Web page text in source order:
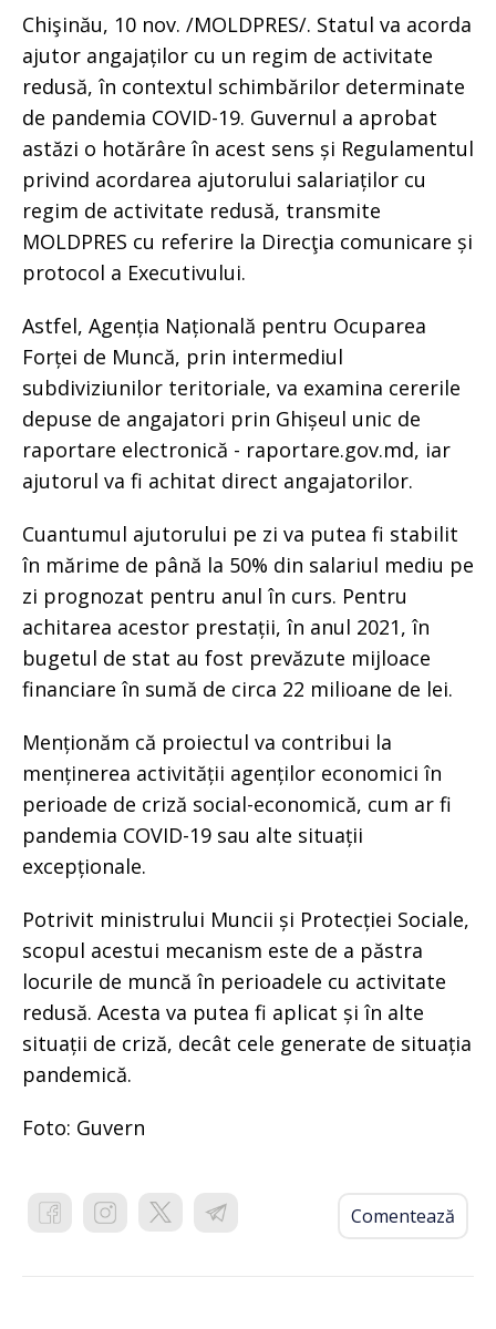
Chişinău, 10 nov. /MOLDPRES/. Statul va acorda
ajutor angajaților cu un regim de activitate
redusă, în contextul schimbărilor determinate
de pandemia COVID-19. Guvernul a aprobat
astăzi o hotărâre în acest sens și Regulamentul
privind acordarea ajutorului salariaților cu
regim de activitate redusă, transmite
MOLDPRES cu referire la Direcţia comunicare și
protocol a Executivului.
Astfel, Agenția Națională pentru Ocuparea
Forței de Muncă, prin intermediul
subdiviziunilor teritoriale, va examina cererile
depuse de angajatori prin Ghișeul unic de
raportare electronică - raportare.gov.md, iar
ajutorul va fi achitat direct angajatorilor.
Cuantumul ajutorului pe zi va putea fi stabilit
în mărime de până la 50% din salariul mediu pe
zi prognozat pentru anul în curs. Pentru
achitarea acestor prestații, în anul 2021, în
bugetul de stat au fost prevăzute mijloace
financiare în sumă de circa 22 milioane de lei.
Menționăm că proiectul va contribui la
menținerea activității agenților economici în
perioade de criză social-economică, cum ar fi
pandemia COVID-19 sau alte situații
excepționale.
Potrivit ministrului Muncii și Protecției Sociale,
scopul acestui mecanism este de a păstra
locurile de muncă în perioadele cu activitate
redusă. Acesta va putea fi aplicat și în alte
situații de criză, decât cele generate de situația
pandemică.
Foto: Guvern
Comentează